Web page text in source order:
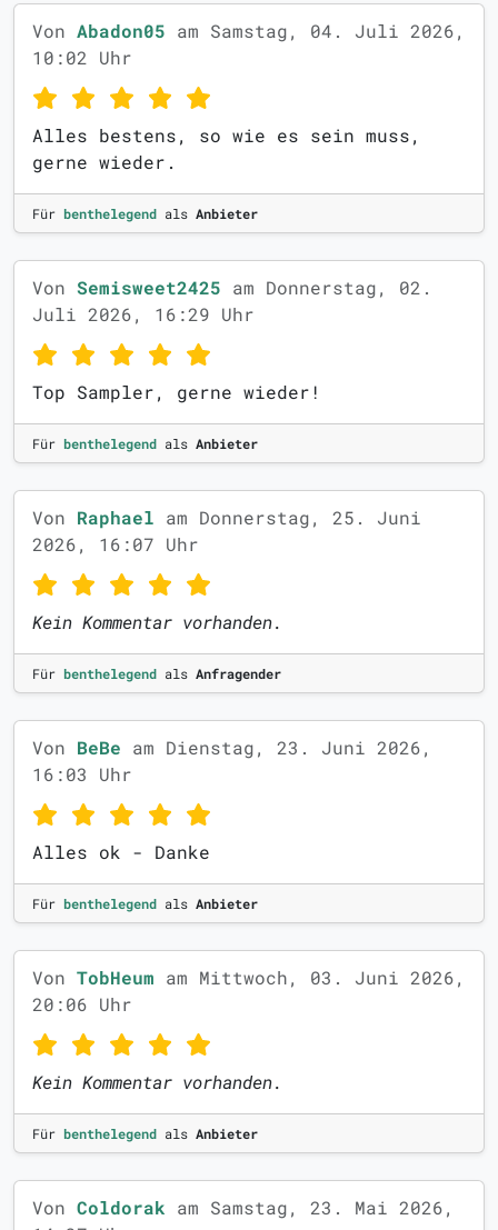
Von Abadon05 am Samstag, 04. Juli 2026,
10:02 Uhr
Alles bestens, so wie es sein muss,
gerne wieder.
Für benthelegend als Anbieter
Von Semisweet2425 am Donnerstag, 02.
Juli 2026, 16:29 Uhr
Top Sampler, gerne wieder!
Für benthelegend als Anbieter
Von Raphael am Donnerstag, 25. Juni
2026, 16:07 Uhr
Kein Kommentar vorhanden.
Für benthelegend als Anfragender
Von BeBe am Dienstag, 23. Juni 2026,
16:03 Uhr
Alles ok - Danke
Für benthelegend als Anbieter
Von TobHeum am Mittwoch, 03. Juni 2026,
20:06 Uhr
Kein Kommentar vorhanden.
Für benthelegend als Anbieter
Von Coldorak am Samstag, 23. Mai 2026,